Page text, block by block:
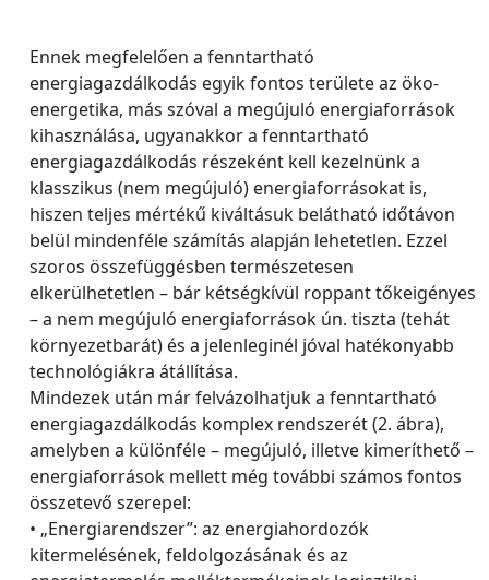
Ennek megfelelően a fenntartható
energiagazdálkodás egyik fontos területe az öko-
energetika, más szóval a megújuló energiaforrások
kihasználása, ugyanakkor a fenntartható
energiagazdálkodás részeként kell kezelnünk a
klasszikus (nem megújuló) energiaforrásokat is,
hiszen teljes mértékű kiváltásuk belátható időtávon
belül mindenféle számítás alapján lehetetlen. Ezzel
szoros összefüggésben természetesen
elkerülhetetlen – bár kétségkívül roppant tőkeigényes
– a nem megújuló energiaforrások ún. tiszta (tehát
környezetbarát) és a jelenleginél jóval hatékonyabb
technológiákra átállítása.
Mindezek után már felvázolhatjuk a fenntartható
energiagazdálkodás komplex rendszerét (2. ábra),
amelyben a különféle – megújuló, illetve kimeríthető –
energiaforrások mellett még további számos fontos
összetevő szerepel:
• „Energiarendszer”: az energiahordozók
kitermelésének, feldolgozásának és az